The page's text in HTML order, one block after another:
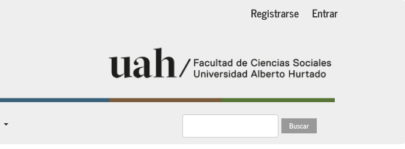
Registrarse Entrar
Buscar